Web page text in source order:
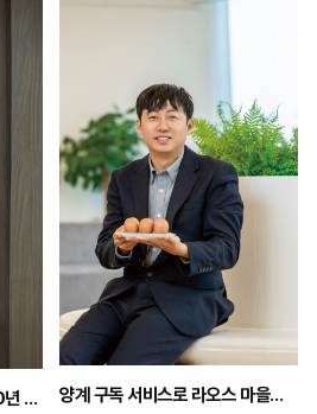
아동학대 맞서 거리로 나선 10년 분노의 외침이 법을 바꾸다 양계 구독 서비스로 라오스 마을을 바꾸다 “딱 5년 버티니 길이 보이더라”